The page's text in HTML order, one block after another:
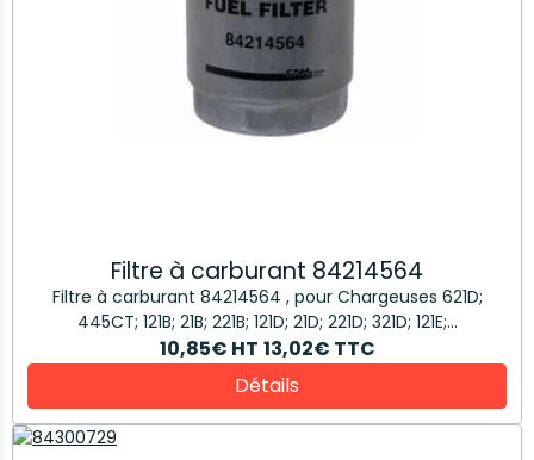
Filtre à carburant 84214564
Filtre à carburant 84214564 , pour Chargeuses 621D;
445CT; 121B; 21B; 221B; 121D; 21D; 221D; 321D; 121E;...
10,85€ HT 13,02€ TTC
Détails